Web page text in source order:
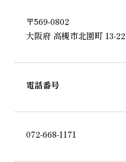
〒569-0802
大阪府 高槻市北園町 13-22
電話番号
072-668-1171